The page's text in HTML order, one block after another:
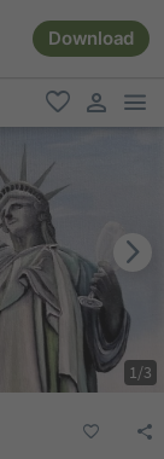
Download
favorit
user link
1/3